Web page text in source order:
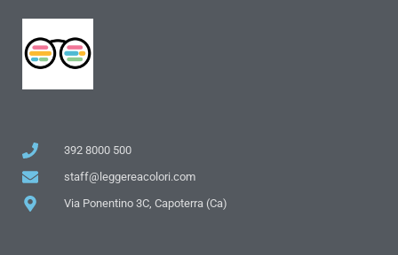
392 8000 500
staff@leggereacolori.com
Via Ponentino 3C, Capoterra (Ca)